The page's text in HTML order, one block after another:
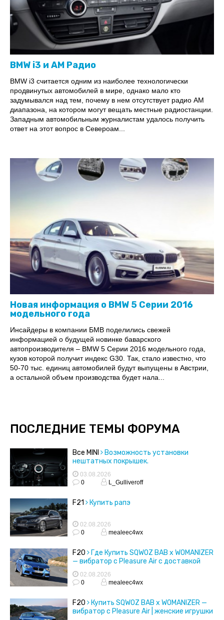
BMW i3 и AM Радио
BMW i3 считается одним из наиболее технологически
продвинутых автомобилей в мире, однако мало кто
задумывался над тем, почему в нем отсутствует радио АМ
диапазона, на котором могут вещать местные радиостанции.
Западным автомобильным журналистам удалось получить
ответ на этот вопрос в Североам...
Новая информация о BMW 5 Серии 2016
модельного года
Инсайдеры в компании БМВ поделились свежей
информацией о будущей новинке баварского
автопроизводителя – BMW 5 Серии 2016 модельного года,
кузов которой получит индекс G30. Так, стало известно, что
50-70 тыс. единиц автомобилей будут выпущены в Австрии,
а остальной объем производства будет нала...
ПОСЛЕДНИЕ ТЕМЫ ФОРУМА
Все MINI
Возможность установки
нештатных покрышек.
03.08.2026
0
L_Gulliveroff
F21 Купить рапэ
02.08.2026
0
mealeec4wx
F20
Где Купить SQWOZ BAB x WOMANIZER
— вибратор с Pleasure Air с доставкой
02.08.2026
0
mealeec4wx
F20
Купить SQWOZ BAB x WOMANIZER —
вибратор с Pleasure Air | женские игрушки